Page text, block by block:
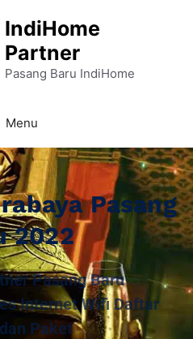
IndiHome
Partner
Pasang Baru IndiHome
Menu
Pasang
2022
Pasang Baru
Internet Wifi Daftar
Paket